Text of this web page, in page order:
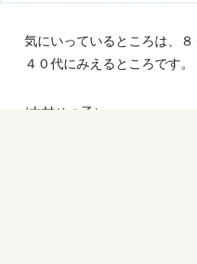
気にいっているところは、
４０代にみえるところです。
(木村せつ子）